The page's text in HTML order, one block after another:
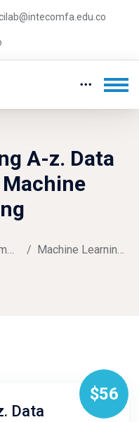
A-z. Data
Programming Machine Learning A-z
Data
$56